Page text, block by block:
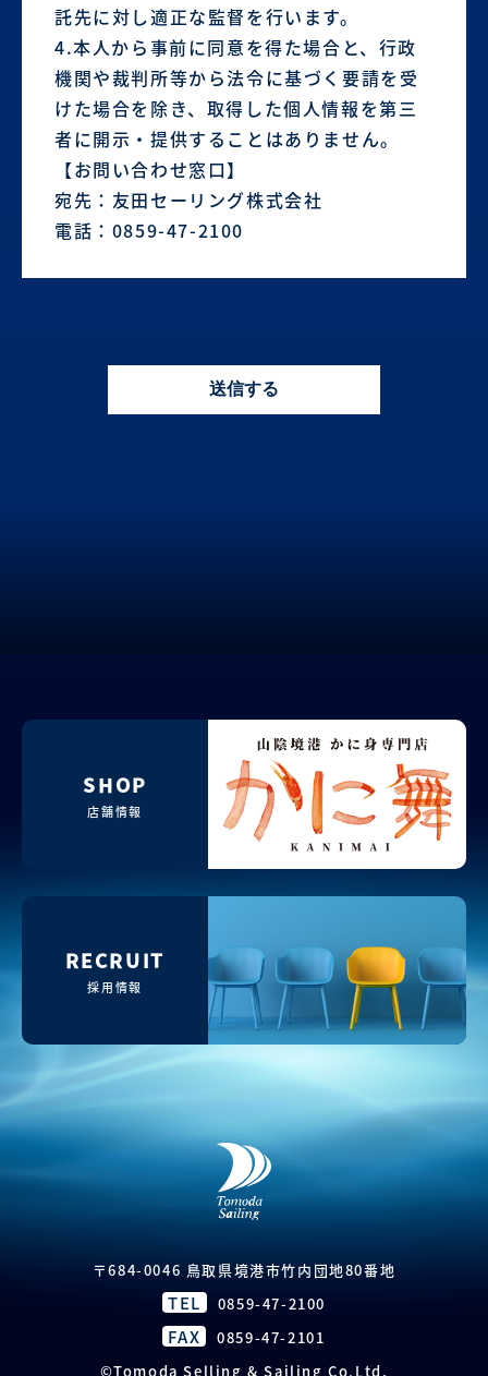
託先に対し適正な監督を行います。
4.本人から事前に同意を得た場合と、行政
機関や裁判所等から法令に基づく要請を受
けた場合を除き、取得した個人情報を第三
者に開示・提供することはありません。
【お問い合わせ窓口】
宛先：友田セーリング株式会社
電話：0859-47-2100
SHOP
店舗情報
RECRUIT
採用情報
〒684-0046 鳥取県境港市竹内団地80番地
TEL 0859-47-2100
FAX
0859-47-2101
©Tomoda Selling & Sailing Co,Ltd.